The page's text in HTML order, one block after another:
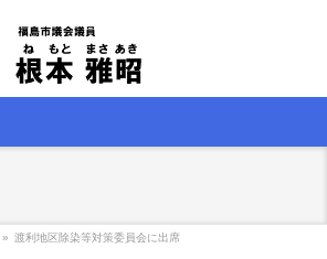
» 渡利地区除染等対策委員会に出席